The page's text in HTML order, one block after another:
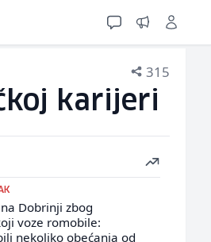
315
karijeri
Dobrinji zbog
voze romobile:
nekoliko obećanja od